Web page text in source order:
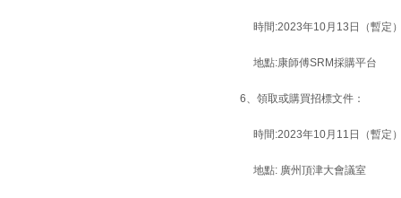
時間:2023年10月13日（暫定
地點:康師傅SRM採購平台
6、領取或購買招標文件：
時間:2023年10月11日（暫定
地點: 廣州頂津大會議室